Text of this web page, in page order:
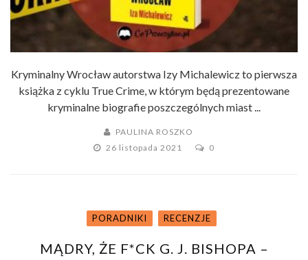
Kryminalny Wrocław autorstwa Izy Michalewicz to pierwsza
książka z cyklu True Crime, w którym będą prezentowane
kryminalne biografie poszczególnych miast ...
PAULINA ROSZKO
26 listopada 2021
0
PORADNIKI RECENZJE
MĄDRY, ŻE F*CK G. J. BISHOPA –